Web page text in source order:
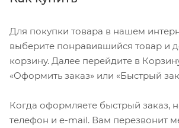
стойкостью к коррозии
Предназначена для 10-скоростных
Для покупки товара в нашем
выберите понравившийся товар и
корзину. Далее перейдите в
«Оформить заказ» или «Быстрый
Когда оформляете быстрый заказ,
телефон и e-mail. Вам перезвонит